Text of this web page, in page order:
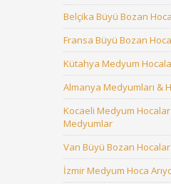
Belçika Büyü Bozan
Fransa Büyü Bozan
Kütahya Medyum
Almanya Medyumları &
Kocaeli Medyum Hocalar
Medyumlar
Van Büyü Bozan
İzmir Medyum Hoca